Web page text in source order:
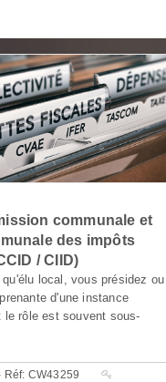
communale et
des impôts
/ CIID)
local, vous présidez ou
d'une instance
le rôle est souvent sous-
Réf: CW43259